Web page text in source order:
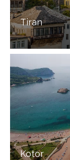
Tiran
Kotor